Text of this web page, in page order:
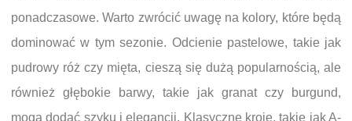
ponadczasowe. Warto zwrócić uwagę na kolory, które będą
dominować w tym sezonie. Odcienie pastelowe, takie jak
pudrowy róż czy mięta, cieszą się dużą popularnością, ale
również głębokie barwy, takie jak granat czy burgund,
mogą dodać szyku i elegancji. Klasyczne kroje, takie jak A-